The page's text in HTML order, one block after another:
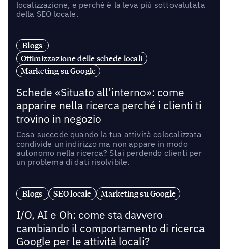
localizzazione, e perché è la leva più sottovalutata
della SEO locale.
Blogs
Ottimizzazione delle schede locali
Marketing su Google
Schede «Situato all’interno»: come
apparire nella ricerca perché i clienti ti
trovino in negozio
Cosa succede quando la tua attività colocalizzata
condivide un indirizzo ma non appare in modo
autonomo nella ricerca? Stai perdendo clienti per
un problema di dati risolvibile.
Blogs SEO locale Marketing su Google
I/O, AI e Oh: come sta davvero
cambiando il comportamento di ricerca
Google per le attività locali?